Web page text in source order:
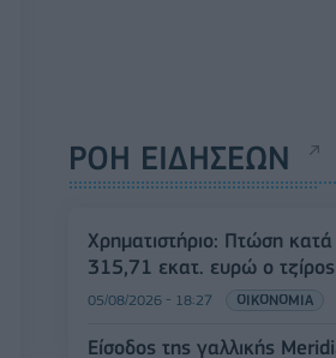
ΡΟΗ ΕΙΔΗΣΕΩΝ
Χρηματιστήριο: Πτώση
315,71 εκατ. ευρώ ο τζίρος
05/08/2026 - 18:27 ΟΙΚΟΝΟΜΙΑ
Είσοδος της γαλλικής